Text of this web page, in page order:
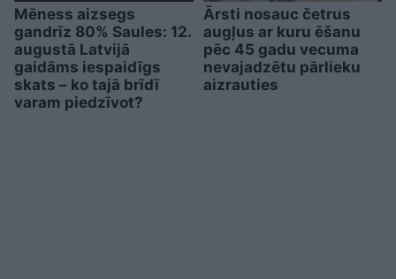
Mēness aizsegs
gandrīz 80% Saules: 12.
augustā Latvijā
gaidāms iespaidīgs
skats – ko tajā brīdī
varam piedzīvot?
Ārsti nosauc četrus
augļus ar kuru ēšanu
pēc 45 gadu vecuma
nevajadzētu pārlieku
aizrauties